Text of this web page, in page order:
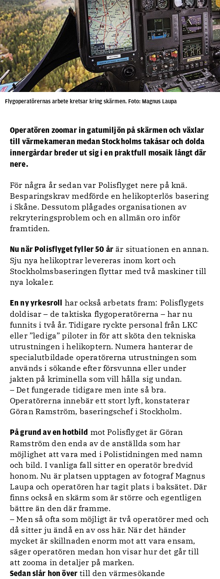
Flygoperatörernas arbete kretsar kring skärmen. Foto: Magnus Laupa
Operatören zoomar in gatumiljön på skärmen och växlar
till värmekameran medan Stockholms takåsar och dolda
innergårdar breder ut sig i en praktfull mosaik långt där
nere.
För några år sedan var Polisflyget nere på knä.
Besparingskrav medförde en helikopterlös basering
i Skåne. Dessutom plågades organisationen av
rekryteringsproblem och en allmän oro inför
framtiden.
Nu när Polisflyget fyller 50 årär situationen en annan.
Sju nya helikoptrar levereras inom kort och
Stockholmsbaseringen flyttar med två maskiner till
nya lokaler.
En ny yrkesroll
har också arbetats fram: Polisflygets
doldisar – de taktiska flygoperatörerna – har nu
funnits i två år. Tidigare ryckte personal från LKC
eller ”lediga” piloter in för att sköta den tekniska
utrustningen i helikoptern. Numera hanterar de
specialutbildade operatörerna utrustningen som
används i sökande efter försvunna eller under
jakten på kriminella som vill hålla sig undan.
– Det fungerade tidigare men inte så bra.
Operatörerna innebär ett stort lyft, konstaterar
Göran Ramström, baseringschef i Stockholm.
På grund av en hotbild mot Polisflyget är Göran
Ramström den enda av de anställda som har
möjlighet att vara med i Polistidningen med namn
och bild. I vanliga fall sitter en operatör bredvid
honom. Nu är platsen upptagen av fotograf Magnus
Laupa och operatören har tagit plats i baksätet. Där
finns också en skärm som är större och egentligen
bättre än den där framme.
– Men så ofta som möjligt är två operatörer med och
då sitter ju ändå en av oss här. När det händer
mycket är skillnaden enorm mot att vara ensam,
säger operatören medan hon visar hur det går till
att zooma in detaljer på marken.
Sedan slår hon över till den värmesökande